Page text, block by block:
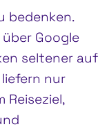
bedenken.
Google
seltener auf
liefern nur